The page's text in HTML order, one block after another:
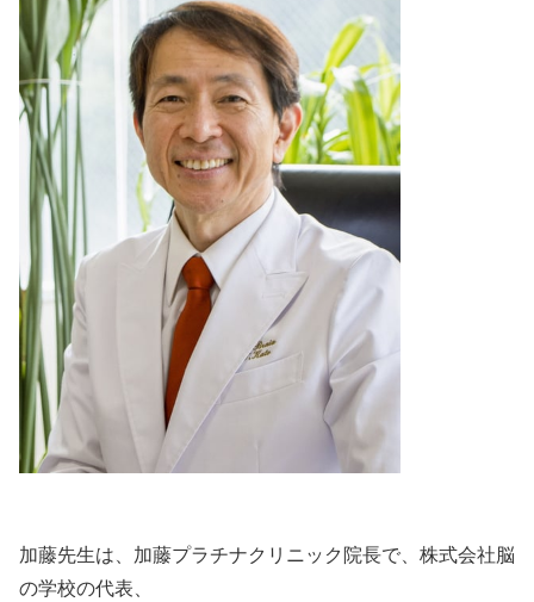
加藤先生は、加藤プラチナクリニック院長で、株式会社脳
の学校の代表、